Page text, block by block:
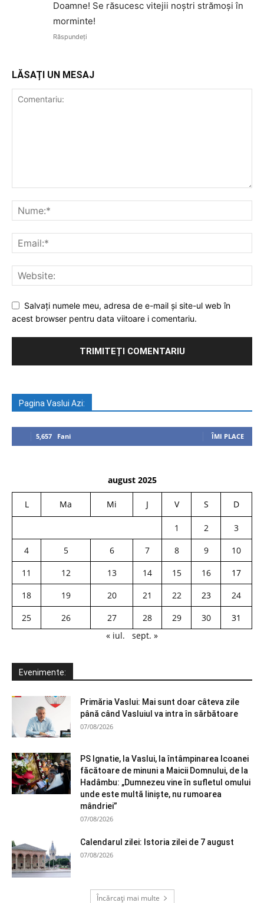
Doamne! Se răsucesc vitejii noștri strămoși în
morminte!
Răspundeți
LĂSAȚI UN MESAJ
Salvați numele meu, adresa de e-mail și site-ul web în
acest browser pentru data viitoare i comentariu.
Pagina Vaslui Azi:
5,657 Fani ÎMI PLACE
august 2025
L Ma Mi J V S D
1 2
3
4
5 6 7 8 9
10
11
12 13 14 15 16
17
18
19 20 21 22 23
24
25
26 27 28 29 30
31
« iul.
sept. »
Evenimente:
Primăria Vaslui: Mai sunt doar câteva zile
până când Vasluiul va intra în sărbătoare
07/08/2026
PS Ignatie, la Vaslui, la întâmpinarea Icoanei
făcătoare de minuni a Maicii Domnului, de la
Hadâmbu: „Dumnezeu vine în sufletul omului
unde este multă liniște, nu rumoarea
mândriei”
07/08/2026
Calendarul zilei: Istoria zilei de 7 august
07/08/2026
Încărcați mai multe